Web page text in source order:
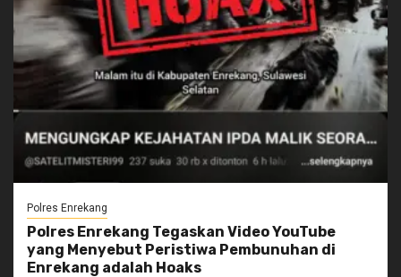
Polres Enrekang
Polres Enrekang Tegaskan Video YouTube
yang Menyebut Peristiwa Pembunuhan di
Enrekang adalah Hoaks